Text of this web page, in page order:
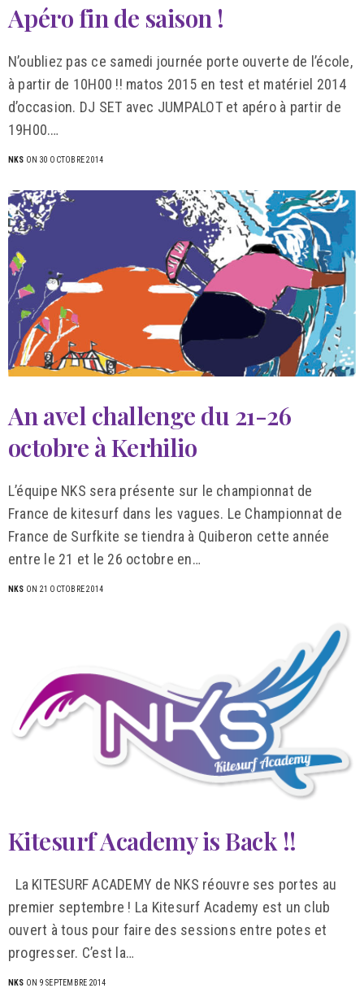
Apéro fin de saison !
N’oubliez pas ce samedi journée porte ouverte de l’école,
à partir de 10H00 !! matos 2015 en test et matériel 2014
d’occasion. DJ SET avec JUMPALOT et apéro à partir de
19H00.…
NKS ON 30 OCTOBRE 2014
An avel challenge du 21-26
octobre à Kerhilio
L’équipe NKS sera présente sur le championnat de
France de kitesurf dans les vagues. Le Championnat de
France de Surfkite se tiendra à Quiberon cette année
entre le 21 et le 26 octobre en…
NKS ON 21 OCTOBRE 2014
Kitesurf Academy is Back !!
La KITESURF ACADEMY de NKS réouvre ses portes au
premier septembre ! La Kitesurf Academy est un club
ouvert à tous pour faire des sessions entre potes et
progresser. C’est la…
NKS ON 9 SEPTEMBRE 2014